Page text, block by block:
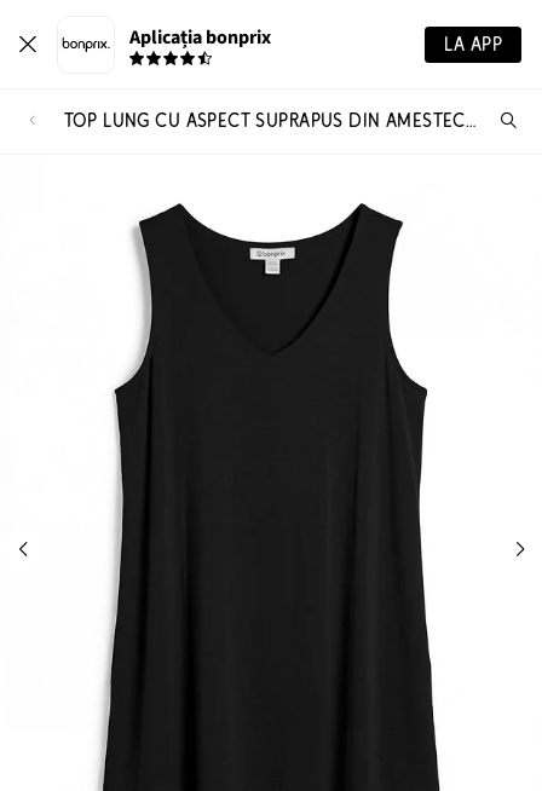
Aplicația bonprix LA APP
TOP LUNG CU ASPECT SUPRAPUS DIN AMESTEC CU VISCOZĂ